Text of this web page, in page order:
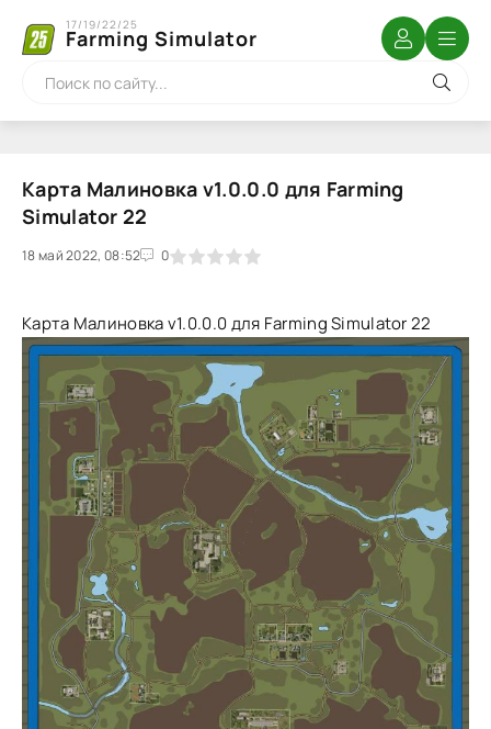
Farming Simulator
17/19/22/25
Карта Малиновка v1.0.0.0 для Farming
Simulator 22
18 май 2022, 08:52 0
1 2 3 4 5
Карта Малиновка v1.0.0.0 для Farming Simulator 22